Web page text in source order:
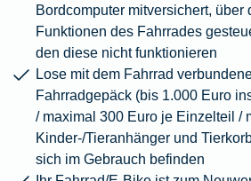
Bordcomputer mitversichert, über
Funktionen des Fahrrades
den diese nicht funktionieren
Lose mit dem Fahrrad
Fahrradgepäck (bis 1.000 Euro
/ maximal 300 Euro je Einzelteil /
Kinder-/Tieranhänger und
sich im Gebrauch befinden